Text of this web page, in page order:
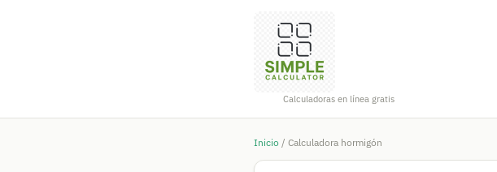
Calculadoras en línea gratis
Inicio / Calculadora hormigón